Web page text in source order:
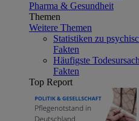
Pharma & Gesundheit
Themen
Weitere Themen
Statistiken zu
Fakten
Häufigste
Fakten
Top Report